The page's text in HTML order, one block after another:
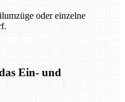
oder einzelne
Ein- und